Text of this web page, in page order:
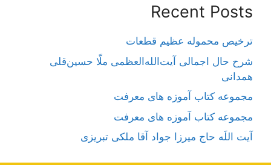
Recent Posts
ترخیص محموله عظیم قطعات
شرح حال اجمالی آیت‌الله‌العظمی ملّا حسین‌قلی
همدانی
مجموعه کتاب آموزه های معرفت
مجموعه کتاب آموزه های معرفت
آیت اللَه حاج میرزا جواد آقا ملکی تبریزی